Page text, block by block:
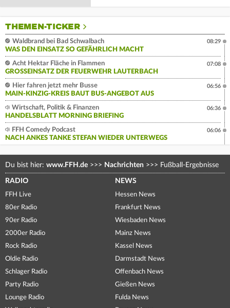
THEMEN-TICKER
Waldbrand bei Bad Schwalbach
WAS DEN EINSATZ SO GEFÄHRLICH MACHT
08:29
Acht Hektar Fläche in Flammen
GROSSEINSATZ DER FEUERWEHR LAUTERBACH
07:08
Hier fahren jetzt mehr Busse
MAIN-KINZIG-KREIS BAUT BUS-ANGEBOT AUS
06:56
Wirtschaft, Politik & Finanzen
HANDELSBLATT MORNING BRIEFING
06:36
FFH Comedy Podcast
NACH ANKES TANKE STEFAN WIEDER UNTERWEGS
06:06
Du bist hier: www.FFH.de >>> Nachrichten >>> Fußball-Ergebnisse
RADIO
FFH Live
80er Radio
90er Radio
2000er Radio
Rock Radio
Oldie Radio
Schlager Radio
Party Radio
Lounge Radio
NEWS
Hessen News
Frankfurt News
Wiesbaden News
Mainz News
Kassel News
Darmstadt News
Offenbach News
Gießen News
Fulda News